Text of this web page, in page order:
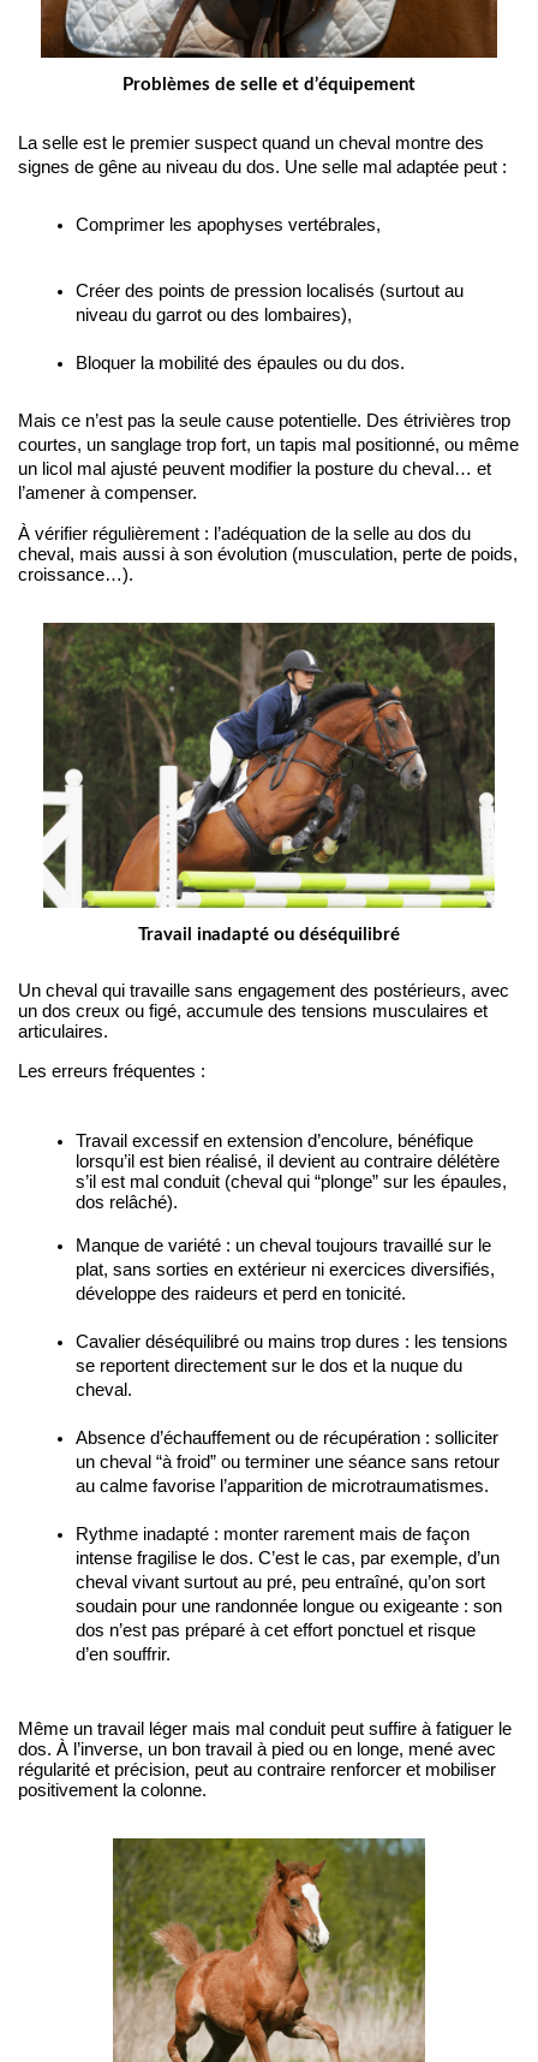
Problèmes de selle et d’équipement
La selle est le premier suspect quand un cheval montre des
signes de gêne au niveau du dos. Une selle mal adaptée peut :
Comprimer les apophyses vertébrales,
Créer des points de pression localisés (surtout au
niveau du garrot ou des lombaires),
Bloquer la mobilité des épaules ou du dos.
Mais ce n’est pas la seule cause potentielle. Des étrivières trop
courtes, un sanglage trop fort, un tapis mal positionné, ou même
un licol mal ajusté peuvent modifier la posture du cheval… et
l’amener à compenser.
À vérifier régulièrement : l’adéquation de la selle au dos du
cheval, mais aussi à son évolution (musculation, perte de poids,
croissance…).
Travail inadapté ou déséquilibré
Un cheval qui travaille sans engagement des postérieurs, avec
un dos creux ou figé, accumule des tensions musculaires et
articulaires.
Les erreurs fréquentes :
Travail excessif en extension d’encolure, bénéfique
lorsqu’il est bien réalisé, il devient au contraire délétère
s’il est mal conduit (cheval qui “plonge” sur les épaules,
dos relâché).
Manque de variété : un cheval toujours travaillé sur le
plat, sans sorties en extérieur ni exercices diversifiés,
développe des raideurs et perd en tonicité.
Cavalier déséquilibré ou mains trop dures : les tensions
se reportent directement sur le dos et la nuque du
cheval.
Absence d’échauffement ou de récupération : solliciter
un cheval “à froid” ou terminer une séance sans retour
au calme favorise l’apparition de microtraumatismes.
Rythme inadapté : monter rarement mais de façon
intense fragilise le dos. C’est le cas, par exemple, d’un
cheval vivant surtout au pré, peu entraîné, qu’on sort
soudain pour une randonnée longue ou exigeante : son
dos n’est pas préparé à cet effort ponctuel et risque
d’en souffrir.
Même un travail léger mais mal conduit peut suffire à fatiguer le
dos. À l’inverse, un bon travail à pied ou en longe, mené avec
régularité et précision, peut au contraire renforcer et mobiliser
positivement la colonne.